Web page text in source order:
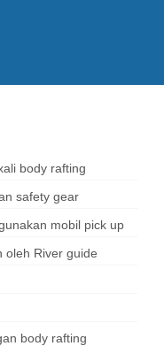
body rafting
safety gear
mobil pick up
oleh River guide
body rafting